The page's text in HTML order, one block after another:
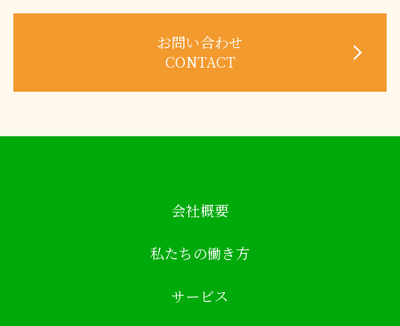
お問い合わせ
CONTACT
会社概要
私たちの働き方
サービス